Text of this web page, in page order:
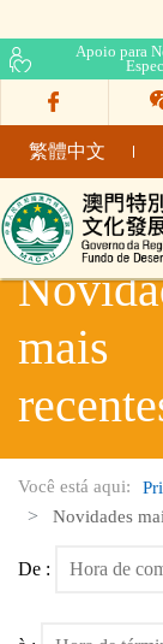
Apoio para
繁體中文
Fundo de
mais
Você está aqui:
Novidades
De :